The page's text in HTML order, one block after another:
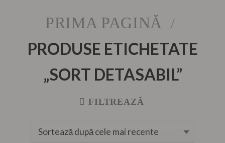
PRIMA PAGINĂ /
PRODUSE ETICHETATE
„SORT DETASABIL”
FILTREAZĂ